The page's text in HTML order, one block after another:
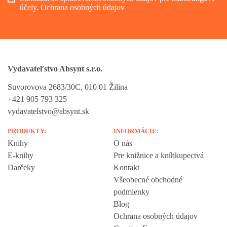
účely. Ochrana osobných údajov
Vydavateľstvo Absynt s.r.o.
Suvorovova 2683/30C, 010 01 Žilina
+421 905 793 325
vydavatelstvo@absynt.sk
PRODUKTY:
Knihy
E-knihy
Darčeky
INFORMÁCIE:
O nás
Pre knižnice a kníhkupectvá
Kontakt
Všeobecné obchodné
podmienky
Blog
Ochrana osobných údajov